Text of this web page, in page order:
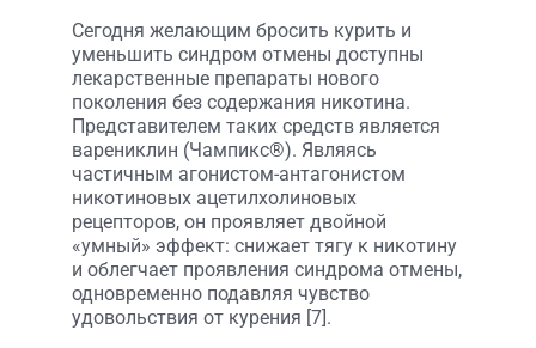
Сегодня желающим бросить курить и
уменьшить синдром отмены доступны
лекарственные препараты нового
поколения без содержания никотина.
Представителем таких средств является
варениклин (Чампикс®). Являясь
частичным агонистом-антагонистом
никотиновых ацетилхолиновых
рецепторов, он проявляет двойной
«умный» эффект: снижает тягу к никотину
и облегчает проявления синдрома отмены,
одновременно подавляя чувство
удовольствия от курения [7].